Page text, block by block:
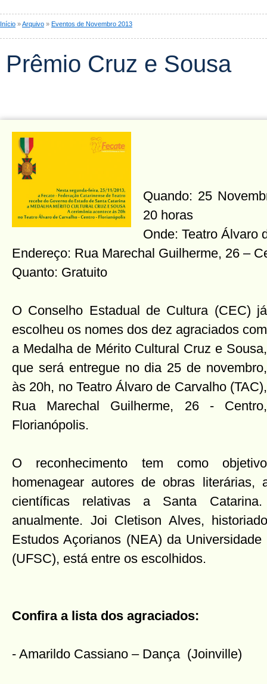
Início »Arquivo » Eventos de Novembro 2013
Prêmio Cruz e Sousa
Quando: 25
20 horas
Onde: Teatro Álvaro
Endereço: Rua Marechal Guilherme, 26 –
Quanto: Gratuito
O Conselho Estadual de Cultura (CEC) já
escolheu os nomes dos dez agraciados com
a Medalha de Mérito Cultural Cruz e Sousa,
que será entregue no dia 25 de novembro,
às 20h, no Teatro Álvaro de Carvalho (TAC),
Rua Marechal Guilherme, 26 - Centro,
Florianópolis.
O reconhecimento tem como objetivo
homenagear autores de obras literárias,
científicas relativas a Santa
anualmente. Joi Cletison Alves,
Estudos Açorianos (NEA) da
(UFSC), está entre os escolhidos.
Confira a lista dos agraciados:
- Amarildo Cassiano – Dança (Joinville)